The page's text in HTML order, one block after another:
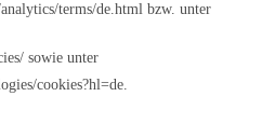
terms/de.html bzw. unter
sowie unter
cookies?hl=de.